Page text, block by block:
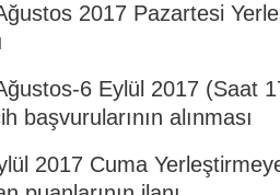
2017 Pazartesi
6 Eylül 2017 (Saat
başvurularının alınması
2017 Cuma